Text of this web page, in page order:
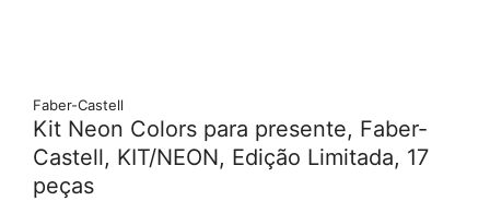
Faber-Castell
Kit Neon Colors para presente, Faber-
Castell, KIT/NEON, Edição Limitada, 17
peças